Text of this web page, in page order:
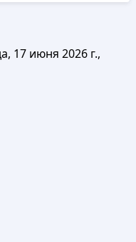
17 июня 2026 г.,